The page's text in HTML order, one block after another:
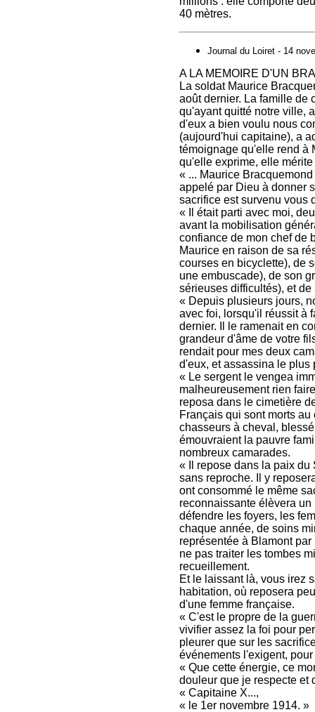
‭40 mètres.
Journal du Loiret - 14
A LA MEMOIRE D'UN
La soldat Maurice
août dernier. La famille de
qu'ayant quitté notre ville,
d'eux a bien voulu nous
(aujourd'hui capitaine), a
témoignage qu'elle rend à
qu'elle exprime, elle
« ... Maurice
appelé par Dieu à donner
sacrifice est survenu vous
« Il était parti avec moi,
avant la mobilisation
confiance de mon chef de
Maurice en raison de sa
courses en bicyclette), de
une embuscade), de son
sérieuses difficultés), et
« Depuis plusieurs jours,
avec foi, lorsqu'il réussit à
dernier. Il le ramenait en
grandeur d'âme de votre
rendait pour mes deux
d'eux, et assassina le plus
« Le sergent le vengea
malheureusement rien
reposa dans le cimetière
Français qui sont morts
chasseurs à cheval,
émouvraient la pauvre
nombreux camarades.
« Il repose dans la paix du
sans reproche. Il y
ont consommé le même
reconnaissante élèvera
défendre les foyers, les
chaque année, de soins
représentée à Blamont
ne pas traiter les tombes
recueillement.
Et le laissant là, vous irez
habitation, où reposera
d'une femme française.
« C'est le propre de la
vivifier assez la foi pour
pleurer que sur les
événements l'exigent,
« Que cette énergie, ce
douleur que je respecte et
« Capitaine X...,
« le 1er novembre 1914. »